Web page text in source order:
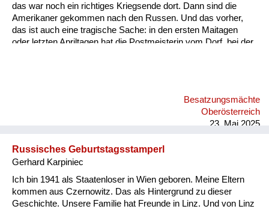
Heimkehrer
Fluchtgeschichten
Wiederaufbau und
Wohnen
das war noch ein richtiges Kriegsende dort. Dann sind die
Amerikaner gekommen nach den Russen. Und das vorher,
das ist auch eine tragische Sache: in den ersten Maitagen
oder letzten Apriltagen hat die Postmeisterin vom Dorf, bei der
noch sofort standrechtlich geköpft oder gehängt. Das war in
Besatzungsmächte
Oberösterreich
23. Mai 2025
Russisches Geburtstagsstamperl
Gerhard Karpiniec
Ich bin 1941 als Staatenloser in Wien geboren. Meine Eltern
kommen aus Czernowitz. Das als Hintergrund zu dieser
Geschichte. Unsere Familie hat Freunde in Linz. Und von Linz